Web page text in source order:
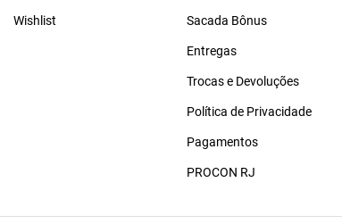
Wishlist Sacada Bônus
Entregas
Trocas e Devoluções
Política de Privacidade
Pagamentos
PROCON RJ